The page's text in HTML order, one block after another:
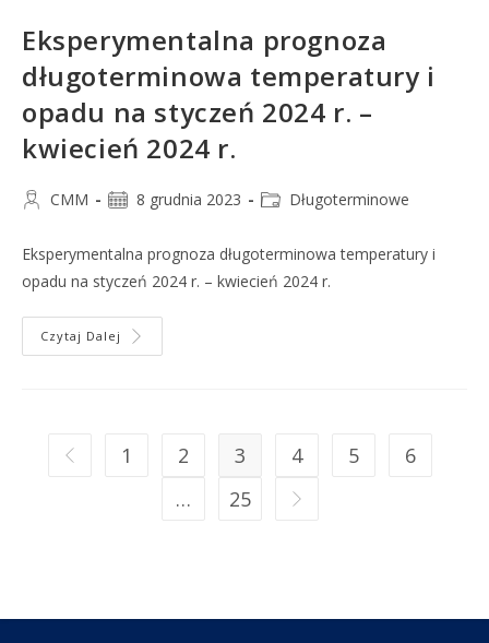
Eksperymentalna prognoza
długoterminowa temperatury i
opadu na styczeń 2024 r. –
kwiecień 2024 r.
CMM 8 grudnia 2023 Długoterminowe
Eksperymentalna prognoza długoterminowa temperatury i
opadu na styczeń 2024 r. – kwiecień 2024 r.
Czytaj Dalej
1 2 3 4 5
6
…
25